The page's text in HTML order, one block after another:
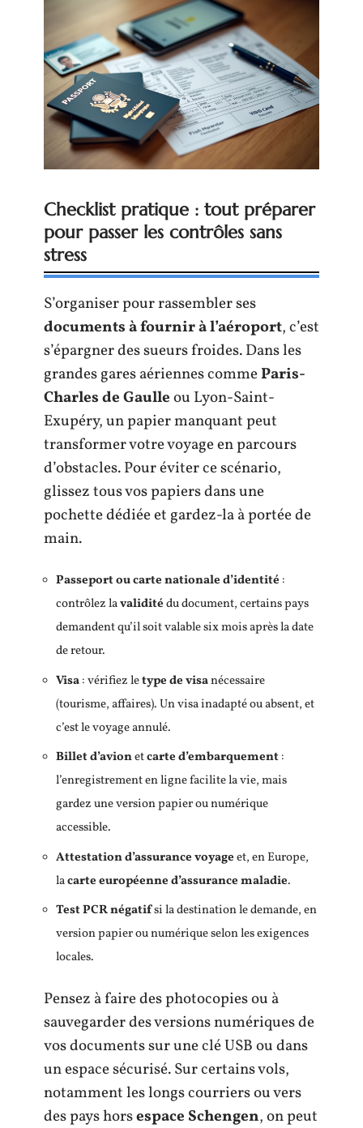
Checklist pratique : tout préparer
pour passer les contrôles sans
stress
S’organiser pour rassembler ses
documents à fournir à l’aéroport, c’est
s’épargner des sueurs froides. Dans les
grandes gares aériennes commeParis-
Charles de Gaulleou Lyon-Saint-
Exupéry, un papier manquant peut
transformer votre voyage en parcours
d’obstacles. Pour éviter ce scénario,
glissez tous vos papiers dans une
pochette dédiée et gardez-la à portée de
main.
Passeport ou carte nationale d’identité :
contrôlez lavaliditédu document, certains pays
demandent qu’il soit valable six mois après la date
de retour.
Visa: vérifiez letype de visanécessaire
(tourisme, affaires). Un visa inadapté ou absent, et
c’est le voyage annulé.
Billet d’avionetcarte d’embarquement:
l’enregistrement en ligne facilite la vie, mais
gardez une version papier ou numérique
accessible.
Attestation d’assurance voyageet, en Europe,
lacarte européenne d’assurance maladie.
Test PCR négatifsi la destination le demande, en
version papier ou numérique selon les exigences
locales.
Pensez à faire des photocopies ou à
sauvegarder des versions numériques de
vos documents sur une clé USB ou dans
un espace sécurisé. Sur certains vols,
notamment les longs courriers ou vers
des pays horsespace Schengen, on peut